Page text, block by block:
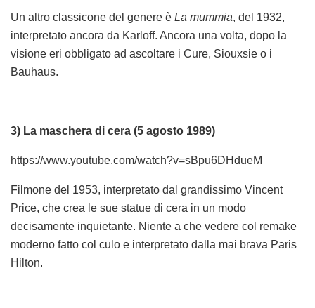
Un altro classicone del genere è La mummia, del 1932,
interpretato ancora da Karloff. Ancora una volta, dopo la
visione eri obbligato ad ascoltare i Cure, Siouxsie o i
Bauhaus.
3) La maschera di cera (5 agosto 1989)
https://www.youtube.com/watch?v=sBpu6DHdueM
Filmone del 1953, interpretato dal grandissimo Vincent
Price, che crea le sue statue di cera in un modo
decisamente inquietante. Niente a che vedere col remake
moderno fatto col culo e interpretato dalla mai brava Paris
Hilton.